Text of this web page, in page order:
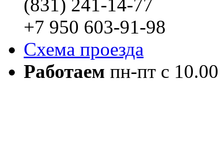
(831) 241-14-77
+7 950 603-91-98
Схема проезда
Работаем пн-пт с